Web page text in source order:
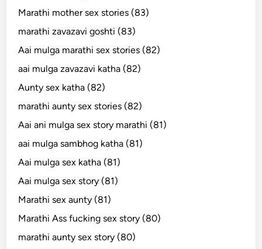
Marathi mother sex stories (83)
marathi zavazavi goshti (83)
Aai mulga marathi sex stories (82)
aai mulga zavazavi katha (82)
Aunty sex katha (82)
marathi aunty sex stories (82)
Aai ani mulga sex story marathi (81)
aai mulga sambhog katha (81)
Aai mulga sex katha (81)
Aai mulga sex story (81)
Marathi sex aunty (81)
Marathi Ass fucking sex story (80)
marathi aunty sex story (80)